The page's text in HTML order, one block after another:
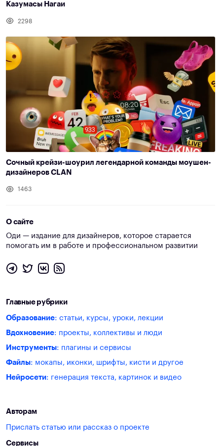
Казумасы Нагаи
2298
Сочный крейзи-шоурил легендарной команды моушен-
дизайнеров CLAN
1463
О сайте
Оди — издание для дизайнеров, которое старается
помогать им в работе и профессиональном развитии
Главные рубрики
Образование: статьи, курсы, уроки, лекции
Вдохновение: проекты, коллективы и люди
Инструменты: плагины и сервисы
Файлы: мокапы, иконки, шрифты, кисти и другое
Нейросети: генерация текста, картинок и видео
Авторам
Прислать статью или рассказ о проекте
Сервисы